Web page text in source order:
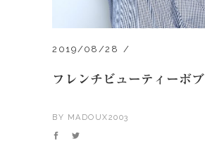
2019/08/28
フレンチビューティーボブ
BY MADOUX2003